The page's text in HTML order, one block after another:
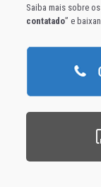
Saiba mais sobre
contatado” e